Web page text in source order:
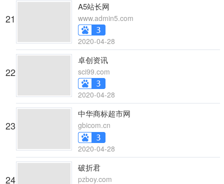
21
A5站长网
www.admin5.com
2020-04-28
22
卓创资讯
sci99.com
2020-04-28
23
中华商标超市网
gbicom.cn
2020-04-28
24
破折君
pzboy.com